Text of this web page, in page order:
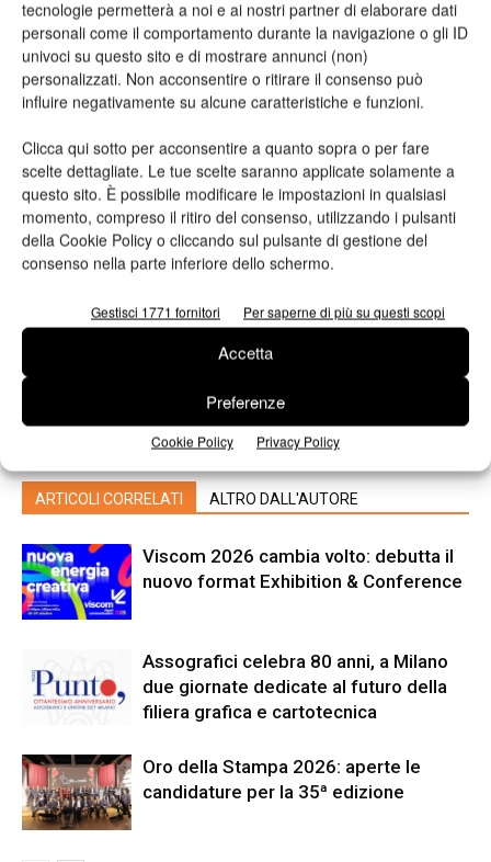
tecnologie permetterà a noi e ai nostri partner di elaborare dati
personali come il comportamento durante la navigazione o gli ID
univoci su questo sito e di mostrare annunci (non)
personalizzati. Non acconsentire o ritirare il consenso può
influire negativamente su alcune caratteristiche e funzioni.
Clicca qui sotto per acconsentire a quanto sopra o per fare
scelte dettagliate. Le tue scelte saranno applicate solamente a
questo sito. È possibile modificare le impostazioni in qualsiasi
momento, compreso il ritiro del consenso, utilizzando i pulsanti
della Cookie Policy o cliccando sul pulsante di gestione del
consenso nella parte inferiore dello schermo.
Gestisci 1771 fornitori Per saperne di più su questi scopi
Accetta
Preferenze
Cookie Policy Privacy Policy
TAG China Print converting grafica
Articolo precedente
stampabile
Prossimo articolo
La società sta cambiando
ARTICOLI CORRELATI ALTRO DALL'AUTORE
Viscom 2026 cambia volto: debutta il
nuovo format Exhibition & Conference
Assografici celebra 80 anni, a Milano
due giornate dedicate al futuro della
filiera grafica e cartotecnica
Oro della Stampa 2026: aperte le
candidature per la 35ª edizione